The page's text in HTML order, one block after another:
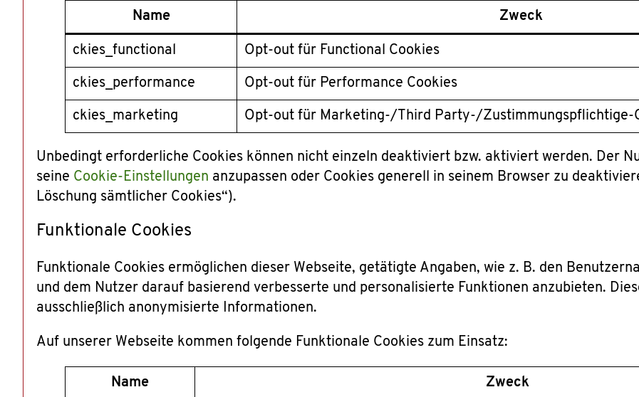
Name Zweck
ckies_functional Opt-out für Functional Cookies
ckies_performance Opt-out für Performance Cookies
ckies_marketing Opt-out für Marketing-/Third Party-/Zustimmungspflichtige-
Unbedingt erforderliche Cookies können nicht einzeln deaktiviert bzw. aktiviert werden. Der
seine Cookie-Einstellungen anzupassen oder Cookies generell in seinem Browser zu
Löschung sämtlicher Cookies“).
Funktionale Cookies
Funktionale Cookies ermöglichen dieser Webseite, getätigte Angaben, wie z. B. den
und dem Nutzer darauf basierend verbesserte und personalisierte Funktionen anzubieten.
ausschließlich anonymisierte Informationen.
Auf unserer Webseite kommen folgende Funktionale Cookies zum Einsatz:
Name Zweck